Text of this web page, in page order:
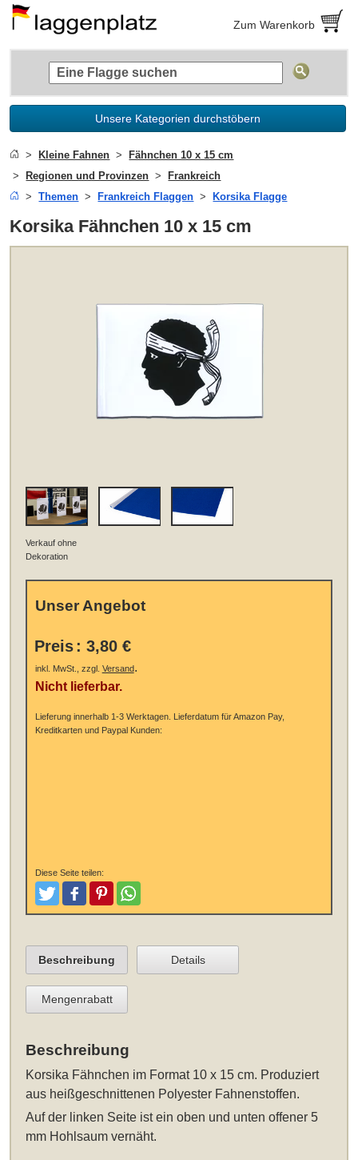
Zum Warenkorb
Unsere Kategorien durchstöbern
Kleine Fahnen
Fähnchen 10 x 15 cm
Regionen und Provinzen
Frankreich
Themen
Frankreich Flaggen Korsika Flagge
Korsika Fähnchen 10 x 15 cm
Verkauf ohne
Dekoration
Unser Angebot
Preis : 3,80 €
inkl. MwSt., zzgl. Versand.
Nicht lieferbar.
Lieferung innerhalb 1-3 Werktagen. Lieferdatum für Amazon Pay,
Kreditkarten und Paypal Kunden:
Diese Seite teilen:
TweetenPostenPinterestTeilen
Beschreibung Details
Mengenrabatt
Beschreibung
Korsika Fähnchen im Format 10 x 15 cm. Produziert
aus heißgeschnittenen Polyester Fahnenstoffen.
Auf der linken Seite ist ein oben und unten offener 5
mm Hohlsaum vernäht.